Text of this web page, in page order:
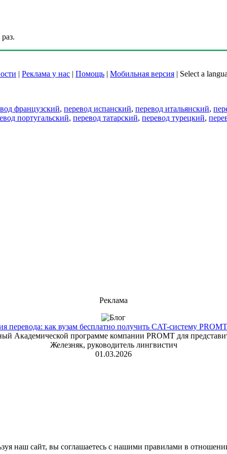
| Реклама у нас | Помощь | Мобильная версия | Select a
французский, перевод испанский, перевод итальянский,
португальский, перевод татарский, перевод турецкий,
Реклама
перевода: как вузам бесплатно получить CAT-систему
Академической программе компании PROMT для
Железняк, руководитель лингвистич
01.03.2026
наш сайт, вы соглашаетесь с нашими правилами в